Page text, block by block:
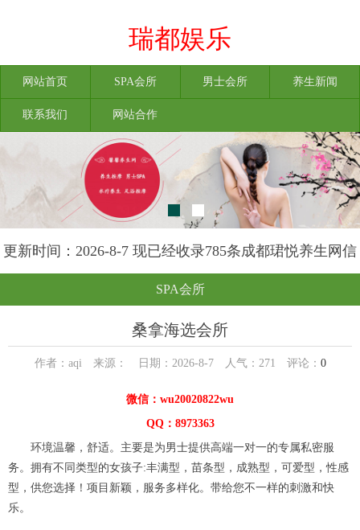
瑞都娱乐
网站首页 SPA会所 男士会所 养生新闻
联系我们 网站合作
更新时间：2026-8-7 现已经收录785条成都珺悦养生网信
息
SPA会所
桑拿海选会所
作者：aqi 来源： 日期：2026-8-7 人气： 271 评论： 0
微信：wu20020822wu
QQ：8973363
环境温馨，舒适。主要是为男士提供高端一对一的专属私密服
务。拥有不同类型的女孩子:丰满型，苗条型，成熟型，可爱型，性感
型，供您选择！项目新颖，服务多样化。带给您不一样的刺激和快
乐。